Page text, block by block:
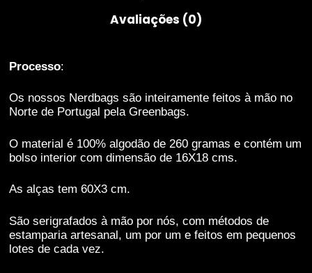
Avaliações (0)
Processo:
Os nossos Nerdbags são inteiramente feitos à mão no
Norte de Portugal pela Greenbags.
O material é 100% algodão de 260 gramas e contém um
bolso interior com dimensão de 16X18 cms.
As alças tem 60X3 cm.
São serigrafados à mão por nós, com métodos de
estamparia artesanal, um por um e feitos em pequenos
lotes de cada vez.
mesmo é
De forma a que
o nosso
funcionar da
maneira
possível
durante a tua